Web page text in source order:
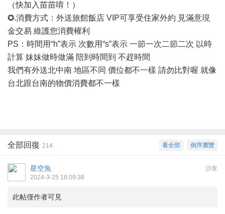
（快加入苗苗唷！）
✪.消費方式：外送旅館飯店 VIP可享受住家外約 見滿意現
金交易 維護您消費權利
PS：時間用“h”表示 次數用“s”表示 一節一次二節二次 以時
計算 妹妹做時做滿 陪到時間到 不趕時間
我們有外送北中南 地區不同 價位都不一樣 請勿比對喔 就像
台北跟台南的物價消費都不一樣
倒序瀏覽
看全部
全部回復 214
沙发
星空魚
2024-3-25 18:09:38
此帖僅作者可見